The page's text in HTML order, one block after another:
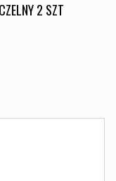
2 SZT